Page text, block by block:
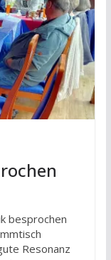
besprochen
Resonanz